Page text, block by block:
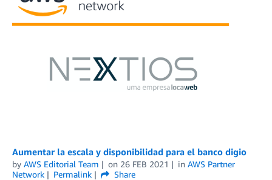
Aumentar la escala y disponibilidad para el banco digio
by AWS Editorial Team on 26 FEB 2021 in AWS Partner
Network
Permalink
Share